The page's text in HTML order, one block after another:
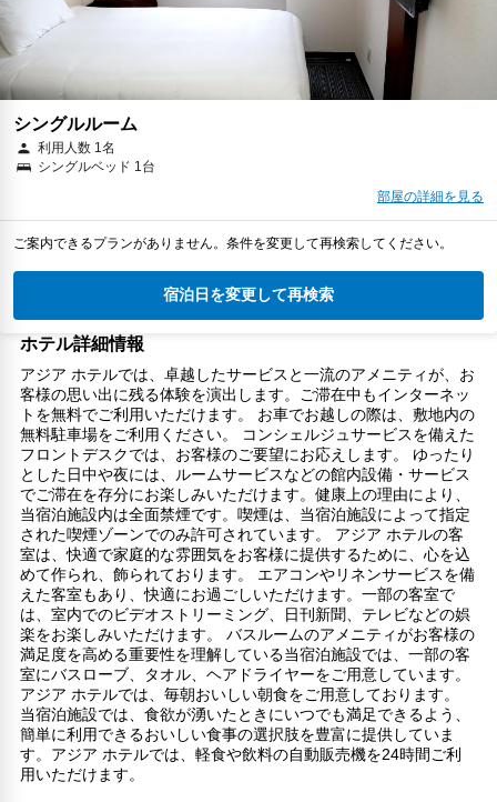
シングルルーム
利用人数 1名
シングルベッド 1台
部屋の詳細を見る
ご案内できるプランがありません。条件を変更して再検索してください。
宿泊日を変更して再検索
ホテル詳細情報
アジア ホテルでは、卓越したサービスと一流のアメニティが、お
客様の思い出に残る体験を演出します。ご滞在中もインターネッ
トを無料でご利用いただけます。 お車でお越しの際は、敷地内の
無料駐車場をご利用ください。 コンシェルジュサービスを備えた
フロントデスクでは、お客様のご要望にお応えします。 ゆったり
とした日中や夜には、ルームサービスなどの館内設備・サービス
でご滞在を存分にお楽しみいただけます。健康上の理由により、
当宿泊施設内は全面禁煙です。喫煙は、当宿泊施設によって指定
された喫煙ゾーンでのみ許可されています。 アジア ホテルの客
室は、快適で家庭的な雰囲気をお客様に提供するために、心を込
めて作られ、飾られております。 エアコンやリネンサービスを備
えた客室もあり、快適にお過ごしいただけます。一部の客室で
は、室内でのビデオストリーミング、日刊新聞、テレビなどの娯
楽をお楽しみいただけます。 バスルームのアメニティがお客様の
満足度を高める重要性を理解している当宿泊施設では、一部の客
室にバスローブ、タオル、ヘアドライヤーをご用意しています。
アジア ホテルでは、毎朝おいしい朝食をご用意しております。
当宿泊施設では、食欲が湧いたときにいつでも満足できるよう、
簡単に利用できるおいしい食事の選択肢を豊富に提供していま
す。アジア ホテルでは、軽食や飲料の自動販売機を24時間ご利
用いただけます。